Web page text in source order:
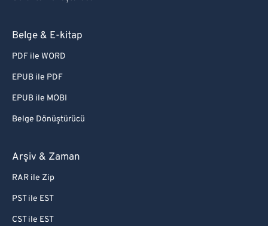
Belge & E-kitap
PDF ile WORD
EPUB ile PDF
EPUB ile MOBI
Belge Dönüştürücü
Arşiv & Zaman
RAR ile Zip
PST ile EST
CST ile EST